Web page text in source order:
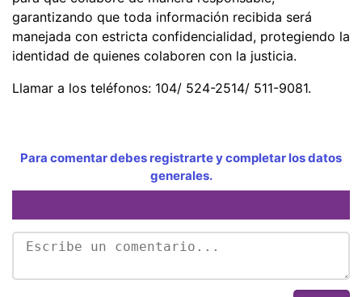
garantizando que toda información recibida será
manejada con estricta confidencialidad, protegiendo la
identidad de quienes colaboren con la justicia.
Llamar a los teléfonos: 104/ 524-2514/ 511-9081.
Para comentar debes registrarte y completar los datos
generales.